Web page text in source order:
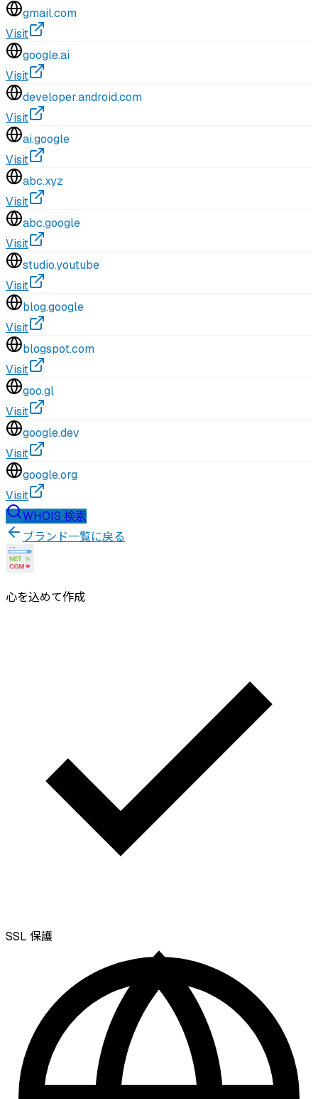
gmail.com
Visit
google.ai
Visit
developer.android.com
Visit
ai.google
Visit
abc.xyz
Visit
abc.google
Visit
studio.youtube
Visit
blog.google
Visit
blogspot.com
Visit
goo.gl
Visit
google.dev
Visit
google.org
Visit
WHOIS 検索
ブランド一覧に戻る
心を込めて作成
SSL 保護